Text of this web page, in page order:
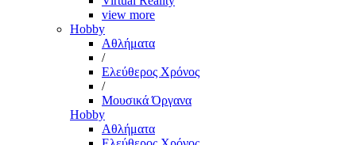
view more
Hobby
Αθλήματα
/
Ελεύθερος Χρόνος
/
Μουσικά Όργανα
Hobby
Αθλήματα